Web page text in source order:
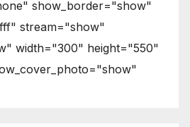
show_border="show"
stream="show"
width="300" height="550"